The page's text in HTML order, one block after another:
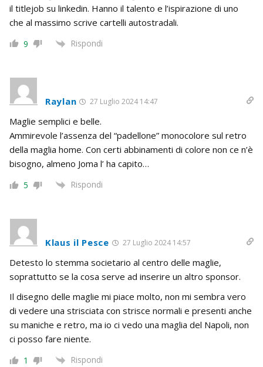
il titlejob su linkedin. Hanno il talento e l’ispirazione di uno
che al massimo scrive cartelli autostradali.
9 Rispondi
Raylan 27 Luglio 2024 14:47
Maglie semplici e belle.
Ammirevole l’assenza del “padellone” monocolore sul retro
della maglia home. Con certi abbinamenti di colore non ce n’è
bisogno, almeno Joma l’ ha capito…
5 Rispondi
Klaus il Pesce 27 Luglio 2024 14:57
Detesto lo stemma societario al centro delle maglie,
soprattutto se la cosa serve ad inserire un altro sponsor.
Il disegno delle maglie mi piace molto, non mi sembra vero
di vedere una strisciata con strisce normali e presenti anche
su maniche e retro, ma io ci vedo una maglia del Napoli, non
ci posso fare niente.
1 Rispondi